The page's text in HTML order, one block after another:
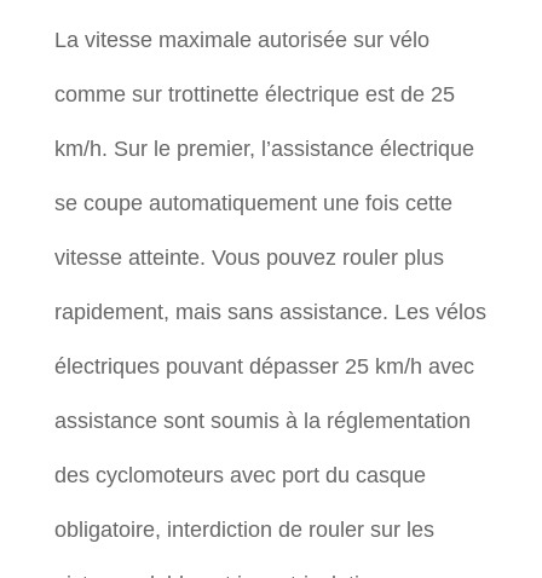
La vitesse maximale autorisée sur vélo
comme sur trottinette électrique est de 25
km/h. Sur le premier, l’assistance électrique
se coupe automatiquement une fois cette
vitesse atteinte. Vous pouvez rouler plus
rapidement, mais sans assistance. Les vélos
électriques pouvant dépasser 25 km/h avec
assistance sont soumis à la réglementation
des cyclomoteurs avec port du casque
obligatoire, interdiction de rouler sur les